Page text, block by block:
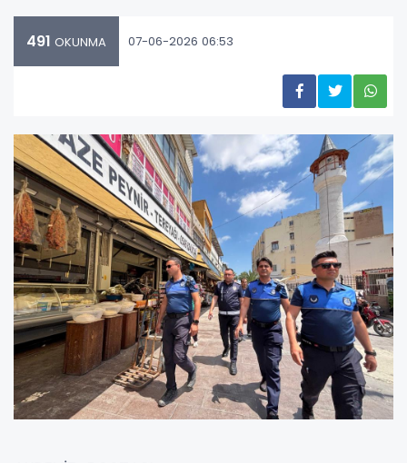
491 OKUNMA 07-06-2026 06:53